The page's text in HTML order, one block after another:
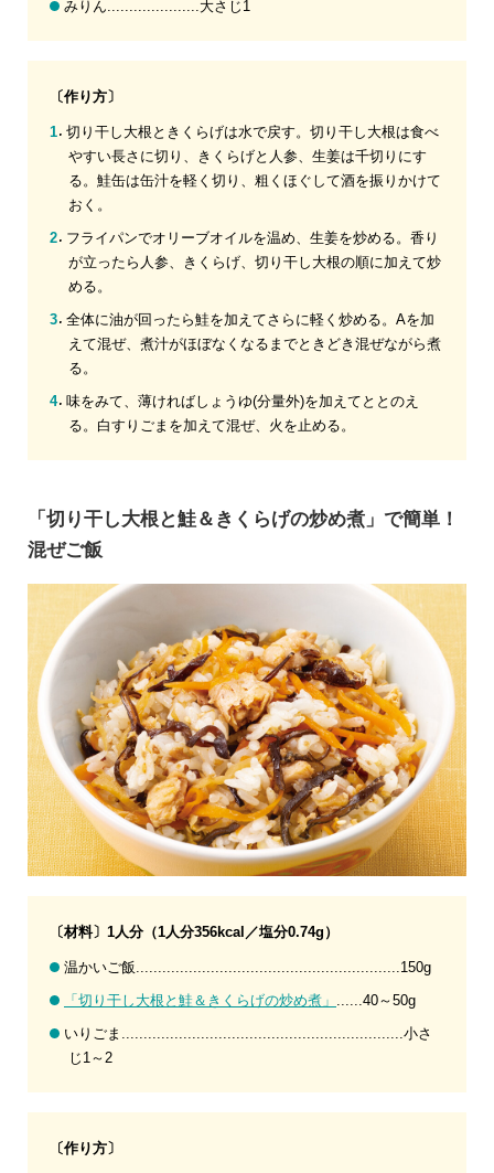
みりん.....................大さじ1
〔作り方〕
切り干し大根ときくらげは水で戻す。切り干し大根は食べ
やすい長さに切り、きくらげと人参、生姜は千切りにす
る。鮭缶は缶汁を軽く切り、粗くほぐして酒を振りかけて
おく。
フライパンでオリーブオイルを温め、生姜を炒める。香り
が立ったら人参、きくらげ、切り干し大根の順に加えて炒
める。
全体に油が回ったら鮭を加えてさらに軽く炒める。Aを加
えて混ぜ、煮汁がほぼなくなるまでときどき混ぜながら煮
る。
味をみて、薄ければしょうゆ(分量外)を加えてととのえ
る。白すりごまを加えて混ぜ、火を止める。
「切り干し大根と鮭＆きくらげの炒め煮」で簡単！
混ぜご飯
〔材料〕1人分（1人分356kcal／塩分0.74g）
温かいご飯............................................................150g
「切り干し大根と鮭＆きくらげの炒め煮」 ......40～50g
いりごま................................................................小さ
じ1～2
〔作り方〕